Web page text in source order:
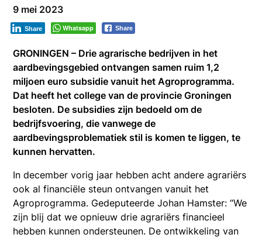
9 mei 2023
Whatsapp Share
Share
GRONINGEN – Drie agrarische bedrijven in het
aardbevingsgebied ontvangen samen ruim 1,2
miljoen euro subsidie vanuit het Agroprogramma.
Dat heeft het college van de provincie Groningen
besloten. De subsidies zijn bedoeld om de
bedrijfsvoering, die vanwege de
aardbevingsproblematiek stil is komen te liggen, te
kunnen hervatten.
In december vorig jaar hebben acht andere agrariërs
ook al financiële steun ontvangen vanuit het
Agroprogramma. Gedeputeerde Johan Hamster: “We
zijn blij dat we opnieuw drie agrariërs financieel
hebben kunnen ondersteunen. De ontwikkeling van